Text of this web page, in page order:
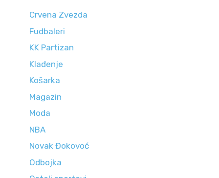
Crvena Zvezda
Fudbaleri
KK Partizan
Klađenje
Košarka
Magazin
Moda
NBA
Novak Đokovoć
Odbojka